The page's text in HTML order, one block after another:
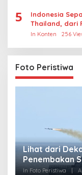
5
Indonesia
Thailand, dari
In Konten 256
Foto Peristiwa
Lihat dari
Penembakan
In Foto Peristiwa